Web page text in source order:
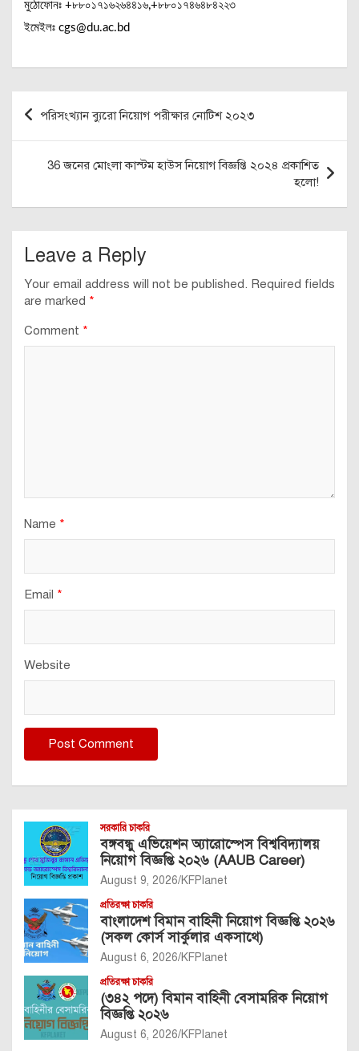
মুঠোফোনঃ +৮৮০১৭১৬২৬৪৪১৬,+৮৮০১৭৪৬৪৮৪২২৩
ইমেইলঃ cgs@du.ac.bd
Post
navigation
পরিসংখ্যান ব্যুরো নিয়োগ পরীক্ষার নোটিশ ২০২৩
36 জনের মোংলা কাস্টম হাউস নিয়োগ বিজ্ঞপ্তি ২০২৪ প্রকাশিত
হলো!
Leave a Reply
Your email address will not be published. Required fields
are marked *
Comment *
Name *
Email *
Website
সরকারি চাকরি
বঙ্গবন্ধু এভিয়েশন অ্যারোস্পেস বিশ্ববিদ্যালয়
নিয়োগ বিজ্ঞপ্তি ২০২৬ (AAUB Career)
August 9, 2026 KFPlanet
প্রতিরক্ষা চাকরি
বাংলাদেশ বিমান বাহিনী নিয়োগ বিজ্ঞপ্তি ২০২৬
(সকল কোর্স সার্কুলার একসাথে)
August 6, 2026 KFPlanet
প্রতিরক্ষা চাকরি
(৩৪২ পদে) বিমান বাহিনী বেসামরিক নিয়োগ
বিজ্ঞপ্তি ২০২৬
August 6, 2026 KFPlanet